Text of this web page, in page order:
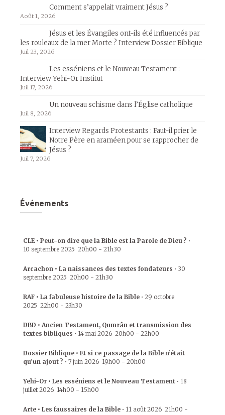
Comment s’appelait vraiment Jésus ?
Août 1, 2026
Jésus et les Évangiles ont-ils été influencés par
les rouleaux de la mer Morte ? Interview Dossier Biblique
Juil 23, 2026
Les esséniens et le Nouveau Testament :
Interview Yehi-Or Institut
Juil 17, 2026
Un nouveau schisme dans l’Église catholique
Juil 8, 2026
Interview Regards Protestants : Faut-il prier le
Notre Père en araméen pour se rapprocher de
Jésus ?
Juil 7, 2026
Événements
CLE • Peut-on dire que la Bible est la Parole de Dieu ? •
10 septembre 2025 20h00 - 21h30
Arcachon • La naissances des textes fondateurs • 30
septembre 2025 20h00 - 21h30
RAF • La fabuleuse histoire de la Bible • 29 octobre
2025 22h00 - 23h30
DBD • Ancien Testament, Qumrân et transmission des
textes bibliques • 14 mai 2026 20h00 - 22h00
Dossier Biblique • Et si ce passage de la Bible n’était
qu’un ajout ? • 7 juin 2026 19h00 - 20h00
Yehi-Or • Les esséniens et le Nouveau Testament • 18
juillet 2026 14h00 - 15h00
Arte • Les faussaires de la Bible • 11 août 2026 21h00 -